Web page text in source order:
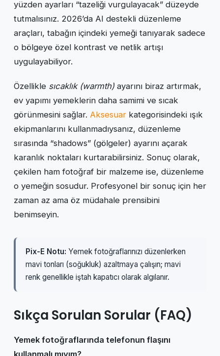
yüzden ayarları “tazeliği vurgulayacak” düzeyde
tutmalısınız. 2026’da AI destekli düzenleme
araçları, tabağın içindeki yemeği tanıyarak sadece
o bölgeye özel kontrast ve netlik artışı
uygulayabiliyor.
Özellikle sıcaklık (warmth) ayarını biraz artırmak,
ev yapımı yemeklerin daha samimi ve sıcak
görünmesini sağlar. Aksesuar kategorisindeki ışık
ekipmanlarını kullanmadıysanız, düzenleme
sırasında “shadows” (gölgeler) ayarını açarak
karanlık noktaları kurtarabilirsiniz. Sonuç olarak,
çekilen ham fotoğraf bir malzeme ise, düzenleme
o yemeğin sosudur. Profesyonel bir sonuç için her
zaman az ama öz müdahale prensibini
benimseyin.
Pix-E Notu: Yemek fotoğraflarınızı düzenlerken
mavi tonları (soğukluk) azaltmaya çalışın; mavi
renk genellikle iştah kapatıcı olarak algılanır.
Sıkça Sorulan Sorular (FAQ)
Yemek fotoğraflarında telefonun flaşını